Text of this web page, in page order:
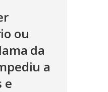
ou
da
a
e